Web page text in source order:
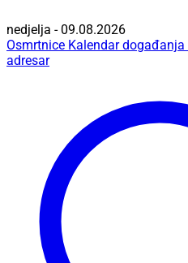
nedjelja - 09.08.2026
Osmrtnice Kalendar događanja
adresar